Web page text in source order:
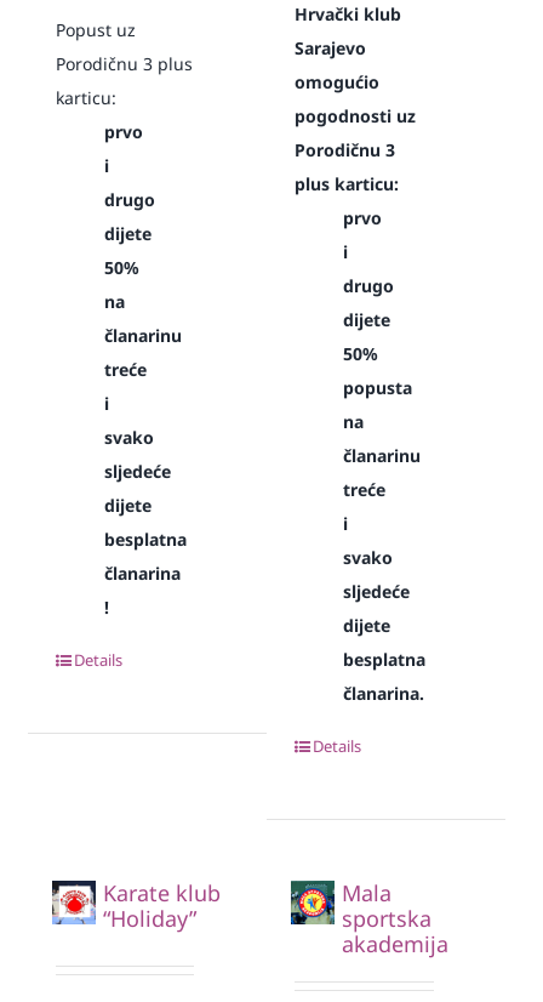
Popust uz
Porodičnu 3 plus
karticu:
prvo
i
drugo
dijete
50%
na
članarinu
treće
i
svako
sljedeće
dijete
besplatna
članarina
!
Details
Hrvački klub
Sarajevo
omogućio
pogodnosti uz
Porodičnu 3
plus karticu:
prvo
i
drugo
dijete
50%
popusta
na
članarinu
treće
i
svako
sljedeće
dijete
besplatna
članarina.
Details
Karate klub
“Holiday”
Mala
sportska
akademija